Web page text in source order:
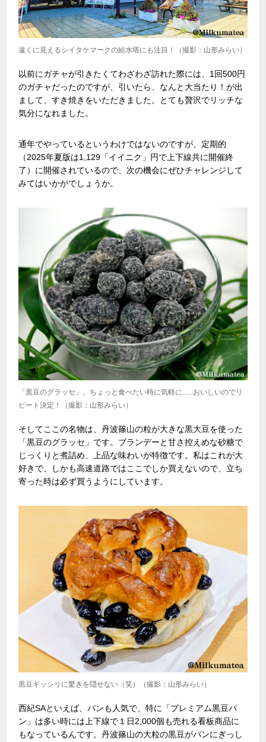
遠くに見えるシイタケマークの給水塔にも注目！（撮影：山形みらい）
以前にガチャが引きたくてわざわざ訪れた際には、 1 回500円
のガチャだったのですが、引いたら、なんと大当たり！が出
まして、すき焼きをいただきました。とても贅沢でリッチな
気分になれました。
通年でやっているというわけではないのですが、定期的
（2025年夏版は1,129 「イイニク」円で上下線共に開催終
了）に開催されているので、次の機会にぜひチャレンジして
みてはいかがでしょうか。
「黒豆のグラッセ」。ちょっと食べたい時に気軽に......おいしいのでリ
ピート決定！（撮影：山形みらい）
そしてここの名物は、丹波篠山の粒が大きな黒大豆を使った
「黒豆のグラッセ」です。ブランデーと甘さ控えめな砂糖で
じっくりと煮詰め、上品な味わいが特徴です。私はこれが大
好きで、しかも高速道路ではここでしか買えないので、立ち
寄った時は必ず買うようにしています。
黒豆ギッシリに驚きを隠せない（笑）（撮影：山形みらい）
西紀SAといえば、パンも人気で、特に「プレミアム黒豆パ
ン」は多い時には上下線で１日2,000個も売れる看板商品に
もなっているんです。丹波篠山の大粒の黒豆がパンにぎっし